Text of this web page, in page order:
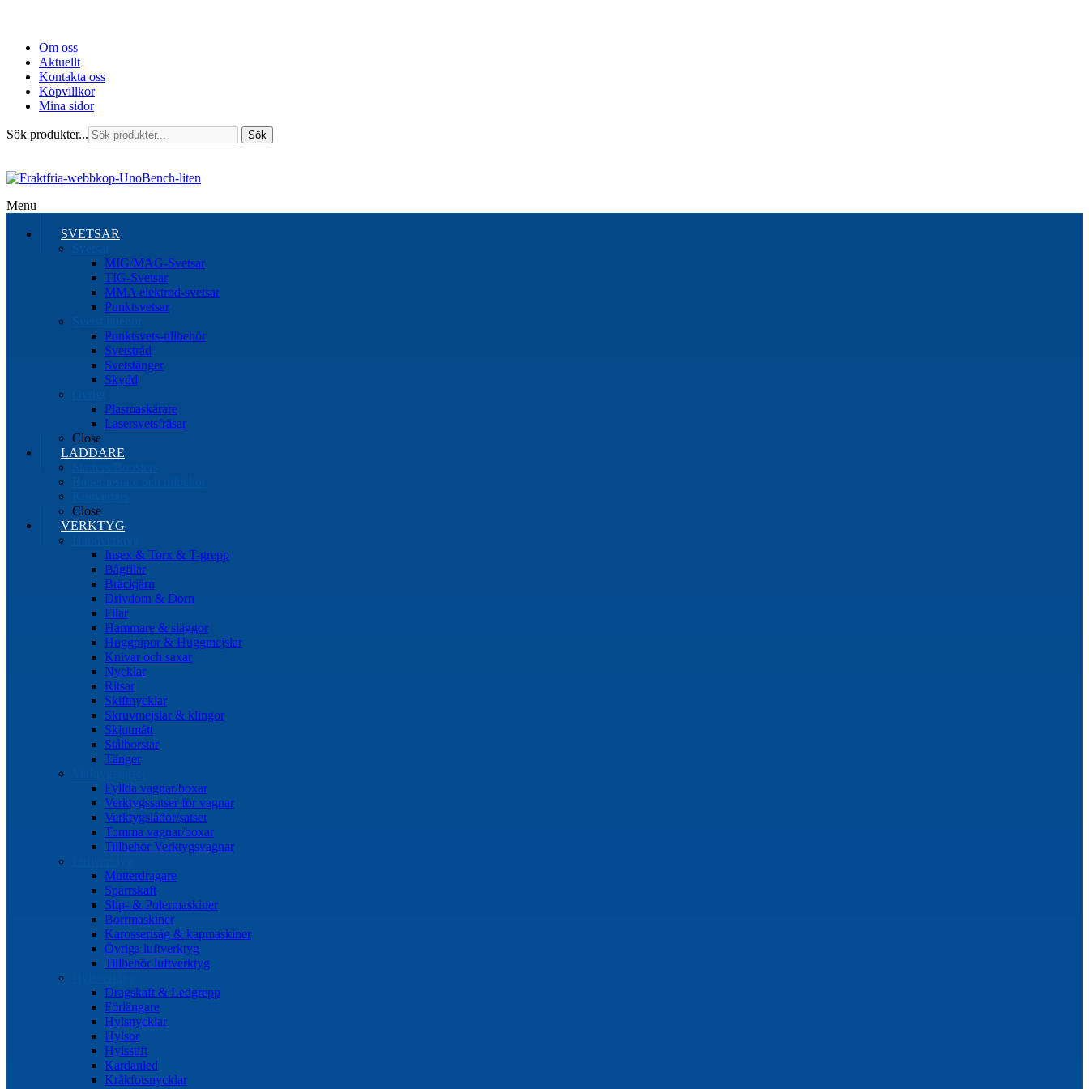
Om oss
Aktuellt
Kontakta oss
Köpvillkor
Mina sidor
Sök produkter... Sök
Menu
SVETSAR
MIG/MAG-Svetsar
TIG-Svetsar
MMA elektrod-svetsar
Punktsvetsar
Punktsvets-tillbehör
Svetstråd
Svetstänger
Skydd
Plasmaskärare
Lasersvetsfräsar
Close
LADDARE
Close
VERKTYG
Insex & Torx & T-grepp
Bågfilar
Bräckjärn
Drivdorn & Dorn
Filar
Hammare & släggor
Huggpipor & Huggmejslar
Knivar och saxar
Nycklar
Ritsar
Skiftnycklar
Skruvmejslar & klingor
Skjutmått
Stålborstar
Tänger
Fyllda vagnar/boxar
Verktygssatser för vagnar
Verktygslådor/satser
Tomma vagnar/boxar
Tillbehör Verktygsvagnar
Mutterdragare
Spärrskaft
Slip- & Polermaskiner
Borrmaskiner
Karosserisåg & kapmaskiner
Övriga luftverktyg
Tillbehör luftverktyg
Dragskaft & Ledgrepp
Förlängare
Hylsnycklar
Hylsor
Hylsstift
Kardanled
Kråkfotsnycklar